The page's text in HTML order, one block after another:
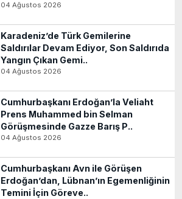
04 Ağustos 2026
Karadeniz’de Türk Gemilerine
Saldırılar Devam Ediyor, Son Saldırıda
Yangın Çıkan Gemi..
04 Ağustos 2026
Cumhurbaşkanı Erdoğan’la Veliaht
Prens Muhammed bin Selman
Görüşmesinde Gazze Barış P..
04 Ağustos 2026
Cumhurbaşkanı Avn ile Görüşen
Erdoğan’dan, Lübnan’ın Egemenliğinin
Temini İçin Göreve..